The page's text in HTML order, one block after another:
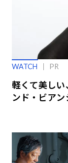
WATCH PR
軽くて美しい
ンド・ビア